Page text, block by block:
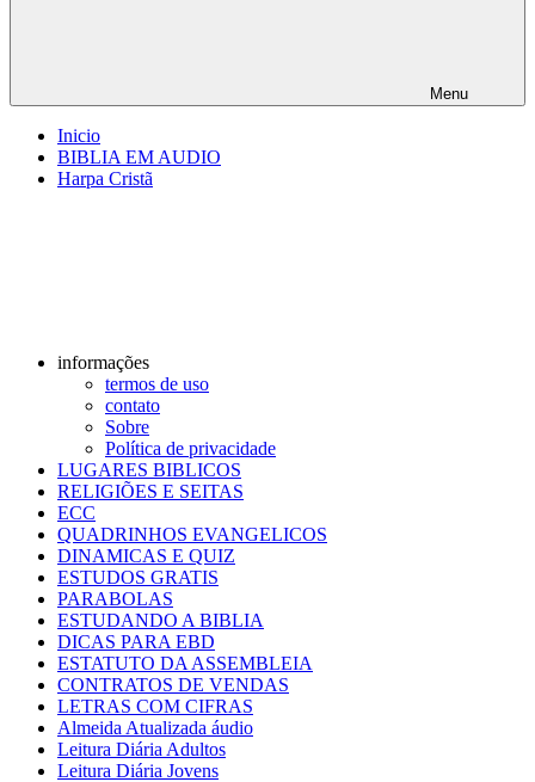
Menu
Inicio
BIBLIA EM AUDIO
Harpa Cristã
informações
termos de uso
contato
Sobre
Política de privacidade
LUGARES BIBLICOS
RELIGIÕES E SEITAS
ECC
QUADRINHOS EVANGELICOS
DINAMICAS E QUIZ
ESTUDOS GRATIS
PARABOLAS
ESTUDANDO A BIBLIA
DICAS PARA EBD
ESTATUTO DA ASSEMBLEIA
CONTRATOS DE VENDAS
LETRAS COM CIFRAS
Almeida Atualizada áudio
Leitura Diária Adultos
Leitura Diária Jovens